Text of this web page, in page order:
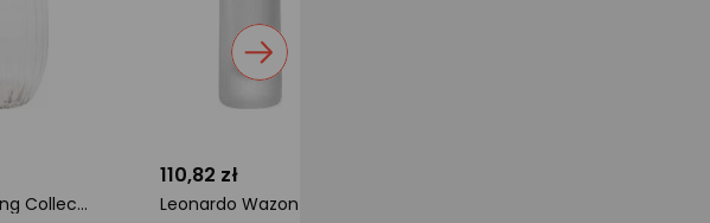
Home Styling Collection Wąski wazon szklany, Ø 20 x 50 cm
110,82 zł